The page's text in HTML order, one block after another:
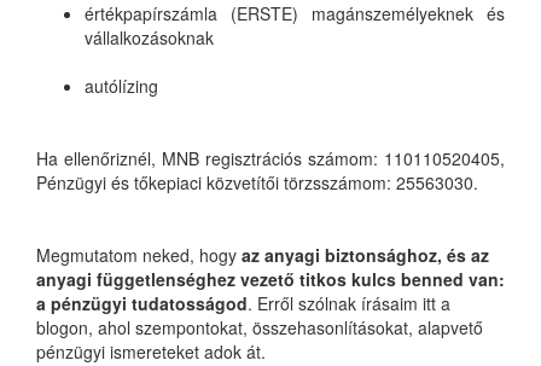
értékpapírszámla (ERSTE) magánszemélyeknek és
vállalkozásoknak
autólízing
Ha ellenőriznél, MNB regisztrációs számom: 110110520405,
Pénzügyi és tőkepiaci közvetítői törzsszámom: 25563030.
Megmutatom neked, hogy az anyagi biztonsághoz, és az
anyagi függetlenséghez vezető titkos kulcs benned van:
a pénzügyi tudatosságod. Erről szólnak írásaim itt a
blogon, ahol szempontokat, összehasonlításokat, alapvető
pénzügyi ismereteket adok át.